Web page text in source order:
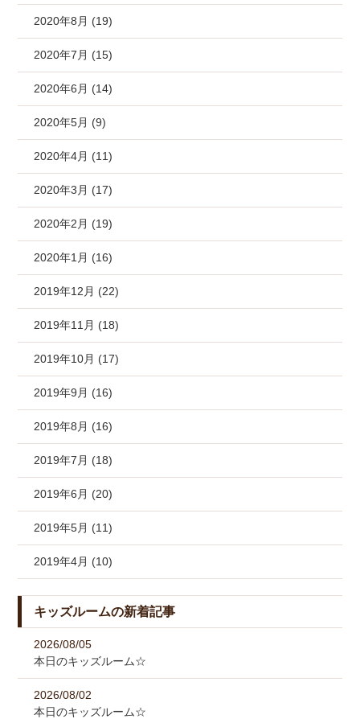
2020年8月 (19)
2020年7月 (15)
2020年6月 (14)
2020年5月 (9)
2020年4月 (11)
2020年3月 (17)
2020年2月 (19)
2020年1月 (16)
2019年12月 (22)
2019年11月 (18)
2019年10月 (17)
2019年9月 (16)
2019年8月 (16)
2019年7月 (18)
2019年6月 (20)
2019年5月 (11)
2019年4月 (10)
キッズルームの新着記事
2026/08/05
本日のキッズルーム☆
2026/08/02
本日のキッズルーム☆